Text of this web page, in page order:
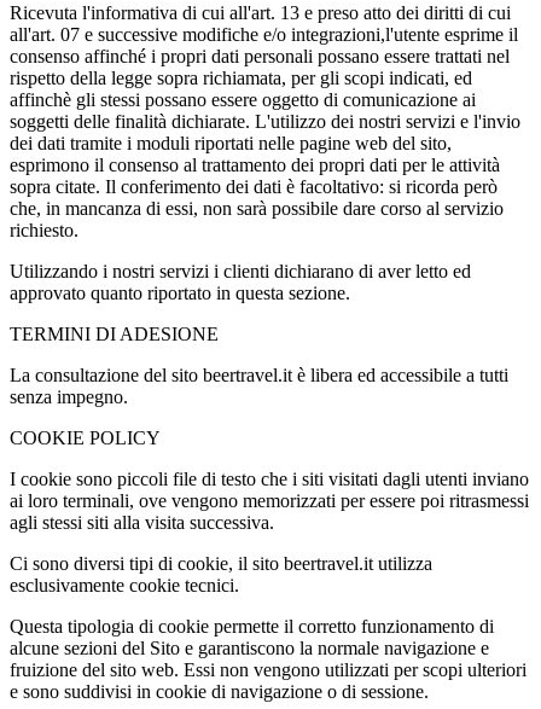
Ricevuta l'informativa di cui all'art. 13 e preso atto dei diritti di cui
all'art. 07 e successive modifiche e/o integrazioni,l'utente esprime il
consenso affinché i propri dati personali possano essere trattati nel
rispetto della legge sopra richiamata, per gli scopi indicati, ed
affinchè gli stessi possano essere oggetto di comunicazione ai
soggetti delle finalità dichiarate. L'utilizzo dei nostri servizi e l'invio
dei dati tramite i moduli riportati nelle pagine web del sito,
esprimono il consenso al trattamento dei propri dati per le attività
sopra citate. Il conferimento dei dati è facoltativo: si ricorda però
che, in mancanza di essi, non sarà possibile dare corso al servizio
richiesto.
Utilizzando i nostri servizi i clienti dichiarano di aver letto ed
approvato quanto riportato in questa sezione.
TERMINI DI ADESIONE
La consultazione del sito beertravel.it è libera ed accessibile a tutti
senza impegno.
COOKIE POLICY
I cookie sono piccoli file di testo che i siti visitati dagli utenti inviano
ai loro terminali, ove vengono memorizzati per essere poi ritrasmessi
agli stessi siti alla visita successiva.
Ci sono diversi tipi di cookie, il sito beertravel.it utilizza
esclusivamente cookie tecnici.
Questa tipologia di cookie permette il corretto funzionamento di
alcune sezioni del Sito e garantiscono la normale navigazione e
fruizione del sito web. Essi non vengono utilizzati per scopi ulteriori
e sono suddivisi in cookie di navigazione o di sessione.